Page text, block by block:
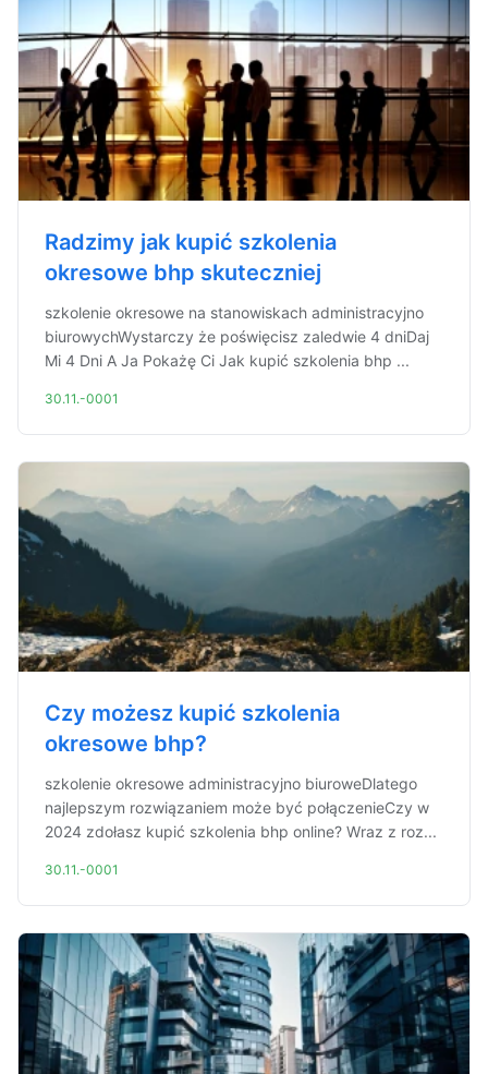
Radzimy jak kupić szkolenia
okresowe bhp skuteczniej
szkolenie okresowe na stanowiskach administracyjno
biurowychWystarczy że poświęcisz zaledwie 4 dniDaj
Mi 4 Dni A Ja Pokażę Ci Jak kupić szkolenia bhp ...
30.11.-0001
Czy możesz kupić szkolenia
okresowe bhp?
szkolenie okresowe administracyjno biuroweDlatego
najlepszym rozwiązaniem może być połączenieCzy w
2024 zdołasz kupić szkolenia bhp online? Wraz z roz...
30.11.-0001